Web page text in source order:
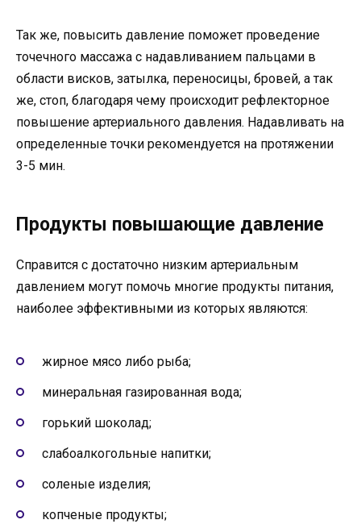
Так же, повысить давление поможет проведение
точечного массажа с надавливанием пальцами в
области висков, затылка, переносицы, бровей, а так
же, стоп, благодаря чему происходит рефлекторное
повышение артериального давления. Надавливать на
определенные точки рекомендуется на протяжении
3-5 мин.
Продукты повышающие давление
Справится с достаточно низким артериальным
давлением могут помочь многие продукты питания,
наиболее эффективными из которых являются:
жирное мясо либо рыба;
минеральная газированная вода;
горький шоколад;
слабоалкогольные напитки;
соленые изделия;
копченые продукты;